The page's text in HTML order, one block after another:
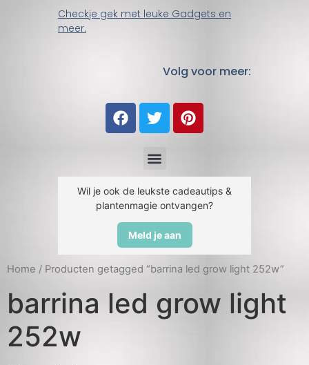
Checkje gek met leuke Gadgets en
meer.
Volg voor meer:
Wil je ook de leukste cadeautips &
plantenmagie ontvangen?
Meld je aan
Home / Producten getagged “barrina led grow light 252w”
barrina led grow light
252w